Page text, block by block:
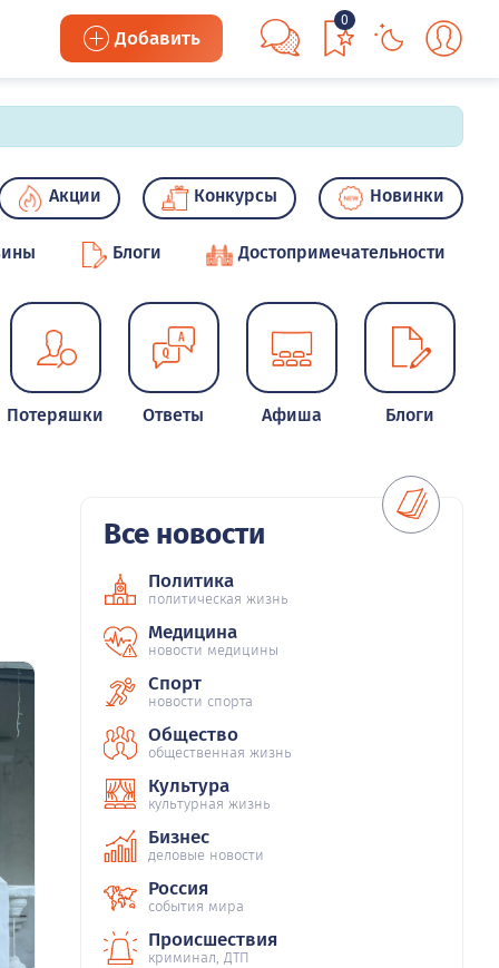
Добавить
0
Акции Конкурсы Новинки
Блоги Достопримечательности
Потеряшки Ответы Афиша Блоги
Все новости
Политика
политическая жизнь
Медицина
новости медицины
Спорт
новости спорта
Общество
общественная жизнь
Культура
культурная жизнь
Бизнес
деловые новости
Россия
события мира
Происшествия
криминал, ДТП